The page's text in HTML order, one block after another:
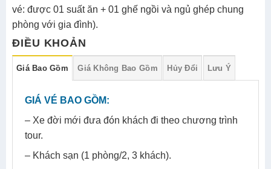
vé: được 01 suất ăn + 01 ghế ngồi và ngủ ghép chung
phòng với gia đình).
ĐIỀU KHOẢN
Giá Bao Gồm Giá Không Bao Gồm Hủy Đổi Lưu Ý
GIÁ VÉ BAO GỒM:
– Xe đời mới đưa đón khách đi theo chương trình
tour.
– Khách sạn (1 phòng/2, 3 khách).